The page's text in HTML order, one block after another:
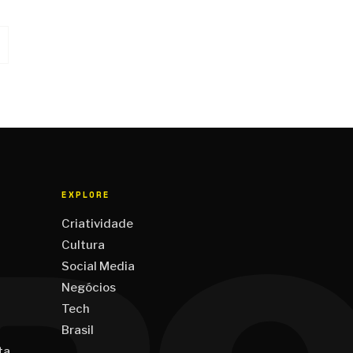
EXPLORE
Criatividade
Cultura
Social Media
Negócios
Tech
Brasil